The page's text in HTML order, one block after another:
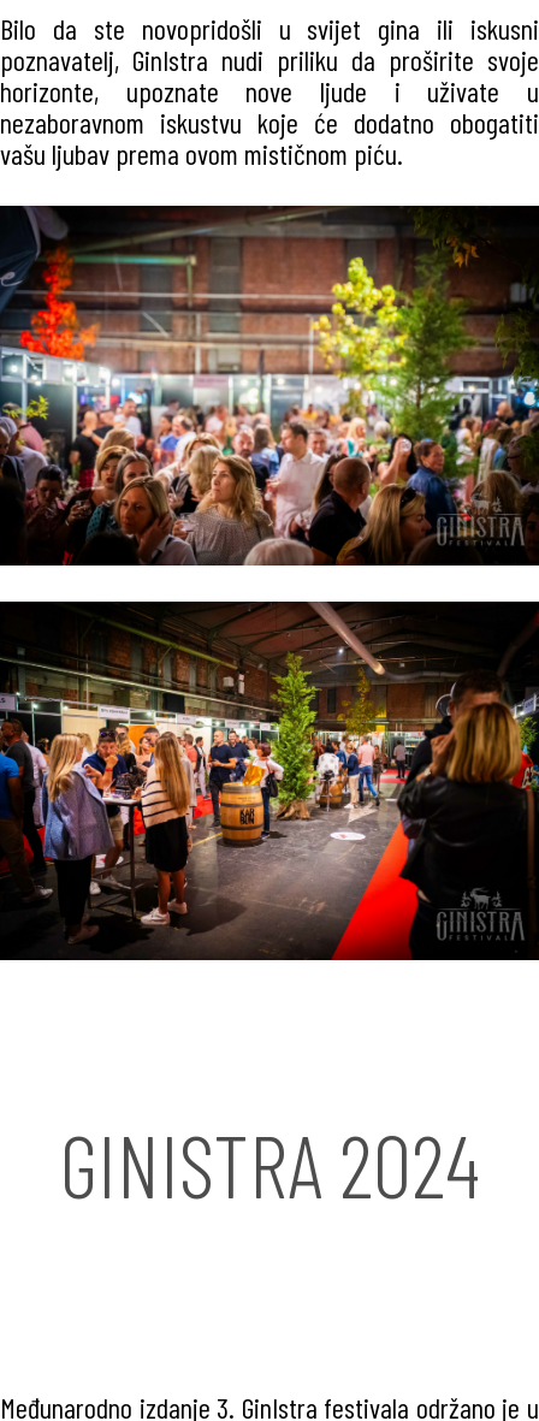
Bilo da ste novopridošli u svijet gina ili iskusni
poznavatelj, GinIstra nudi priliku da proširite svoje
horizonte, upoznate nove ljude i uživate u
nezaboravnom iskustvu koje će dodatno obogatiti
vašu ljubav prema ovom mističnom piću.
GINISTRA 2024
Međunarodno izdanje 3. GinIstra festivala održano je u